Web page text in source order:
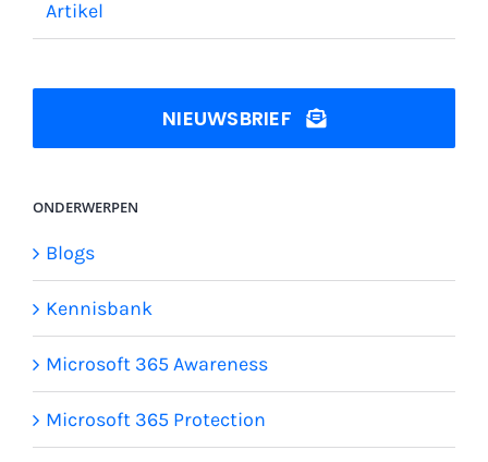
Artikel
NIEUWSBRIEF
ONDERWERPEN
Blogs
Kennisbank
Microsoft 365 Awareness
Microsoft 365 Protection